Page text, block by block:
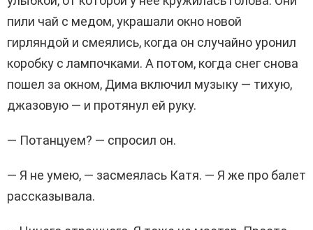
пили чай с медом, украшали окно новой
гирляндой и смеялись, когда он случайно уронил
коробку с лампочками. А потом, когда снег снова
пошел за окном, Дима включил музыку — тихую,
джазовую — и протянул ей руку.
— Потанцуем? — спросил он.
— Я не умею, — засмеялась Катя. — Я же про балет
рассказывала.